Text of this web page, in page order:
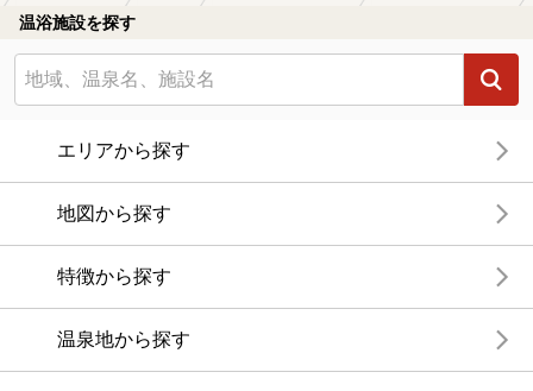
温浴施設を探す
エリアから探す
地図から探す
特徴から探す
温泉地から探す